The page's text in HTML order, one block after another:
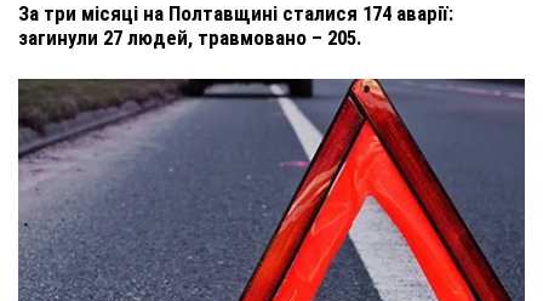
За три місяці на Полтавщині сталися 174 аварії:
загинули 27 людей, травмовано – 205.